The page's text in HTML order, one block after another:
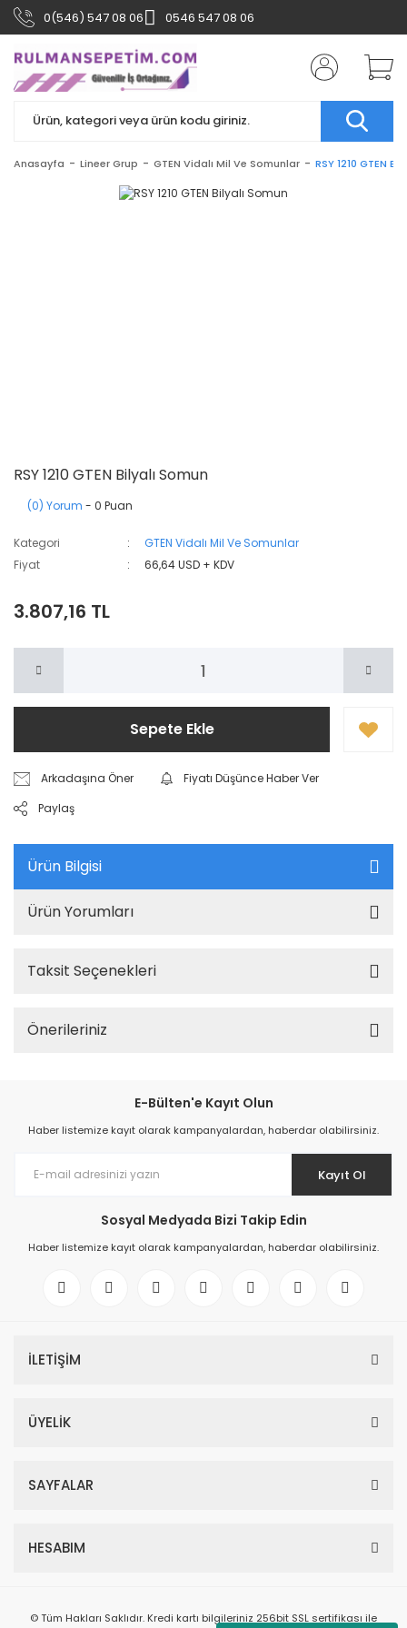
0(546) 547 08 06 0546 547 08 06
Anasayfa Lineer Grup GTEN Vidalı Mil Ve Somunlar RSY 1210 GTEN
RSY 1210 GTEN Bilyalı Somun
(0) Yorum - 0 Puan
Kategori
GTEN Vidalı Mil Ve Somunlar
Fiyat
66,64 USD + KDV
3.807,16 TL
Sepete Ekle
Arkadaşına Öner
Fiyatı Düşünce Haber Ver
Paylaş
Ürün Bilgisi
Ürün Yorumları
Taksit Seçenekleri
Önerileriniz
E-Bülten'e Kayıt Olun
Haber listemize kayıt olarak kampanyalardan, haberdar olabilirsiniz.
Kayıt Ol
Sosyal Medyada Bizi Takip Edin
Haber listemize kayıt olarak kampanyalardan, haberdar olabilirsiniz.
İLETİŞİM
ÜYELİK
SAYFALAR
HESABIM
© Tüm Hakları Saklıdır. Kredi kartı bilgileriniz 256bit SSL sertifikası ile